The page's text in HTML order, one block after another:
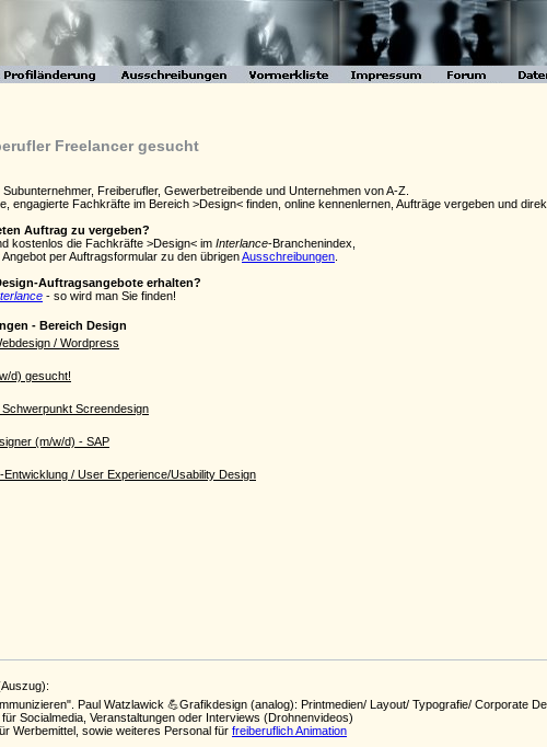
Freelancer gesucht
Freiberufler, Gewerbetreibende und Unternehmen von A-Z.
engagierte Fachkräfte im Bereich >Design< finden, online kennenlernen, Aufträge vergeben und
Auftrag zu vergeben?
kostenlos die Fachkräfte >Design< im Interlance-Branchenindex,
Angebot per Auftragsformular zu den übrigenAusschreibungen
Auftragsangebote erhalten?
- so wird man Sie finden!
Paul Watzlawick 💪Grafikdesign (analog): Printmedien/ Layout/ Typografie/ Corporate
Socialmedia, Veranstaltungen oder Interviews (Drohnenvideos)
Werbemittel, sowie weiteres Personal für freiberuflich Animation